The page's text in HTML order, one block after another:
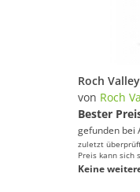
von Roch
Bester
gefunden bei
zuletzt
Preis kann sich
Keine